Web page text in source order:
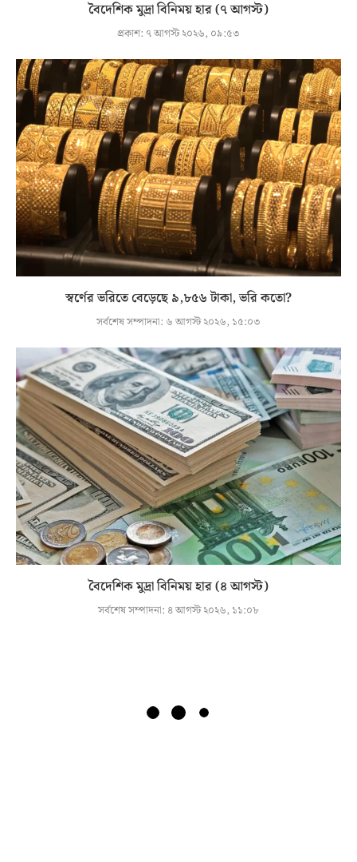
বৈদেশিক মুদ্রা বিনিময় হার (৭ আগস্ট)
প্রকাশ: ৭ আগস্ট ২০২৬, ০৯:৫৩
স্বর্ণের ভরিতে বেড়েছে ৯,৮৫৬ টাকা, ভরি কতো?
সর্বশেষ সম্পাদনা: ৬ আগস্ট ২০২৬, ১৫:০৩
বৈদেশিক মুদ্রা বিনিময় হার (৪ আগস্ট)
সর্বশেষ সম্পাদনা: ৪ আগস্ট ২০২৬, ১১:০৮